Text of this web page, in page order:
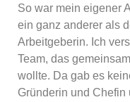
So war mein eigener
ein ganz anderer als
Arbeitgeberin. Ich
Team, das
wollte. Da gab es
Gründerin und Chefin